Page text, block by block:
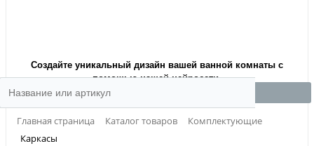
Создайте уникальный дизайн вашей ванной комнаты с
помощью нашей нейросети.
Главная страница Каталог товаров
Комплектующие
Каркасы